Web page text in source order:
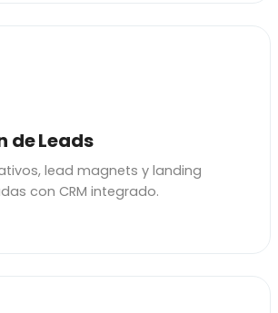
de Leads
lead magnets y landing
con CRM integrado.